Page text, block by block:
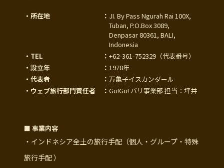
・所在地 ： JI. By Pass Ngurah Rai 100X,
Tuban, P.O.Box 3089,
Denpasar 80361, BALI,
Indonesia
・TEL
： +62-361-752329 （代表番号）
・設立年
： 1978年
・代表者
： 万亀子イスカンダール
・ウェブ旅行部門責任者
： Go!Go! バリ事業部 担当：坪井
■ 事業内容
・インドネシア全土の旅行手配（個人・グループ・特殊
旅行手配 ）